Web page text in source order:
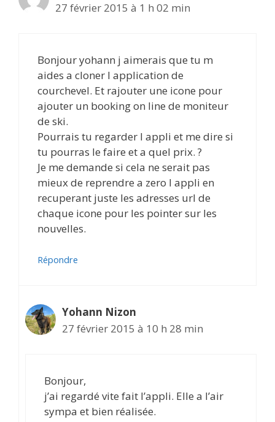
27 février 2015 à 1 h 02 min
Bonjour yohann j aimerais que tu m
aides a cloner l application de
courchevel. Et rajouter une icone pour
ajouter un booking on line de moniteur
de ski.
Pourrais tu regarder l appli et me dire si
tu pourras le faire et a quel prix. ?
Je me demande si cela ne serait pas
mieux de reprendre a zero l appli en
recuperant juste les adresses url de
chaque icone pour les pointer sur les
nouvelles.
Répondre
Yohann Nizon
27 février 2015 à 10 h 28 min
Bonjour,
j’ai regardé vite fait l’appli. Elle a l’air
sympa et bien réalisée.